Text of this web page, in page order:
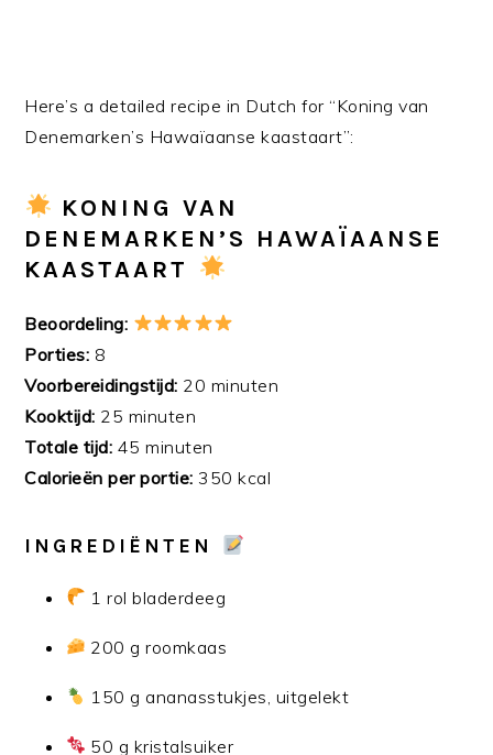
Here’s a detailed recipe in Dutch for “Koning van
Denemarken’s Hawaïaanse kaastaart”:
KONING VAN
DENEMARKEN’S HAWAÏAANSE
KAASTAART
Beoordeling:
Porties: 8
Voorbereidingstijd: 20 minuten
Kooktijd: 25 minuten
Totale tijd: 45 minuten
Calorieën per portie: 350 kcal
INGREDIËNTEN
1 rol bladerdeeg
200 g roomkaas
150 g ananasstukjes, uitgelekt
50 g kristalsuiker